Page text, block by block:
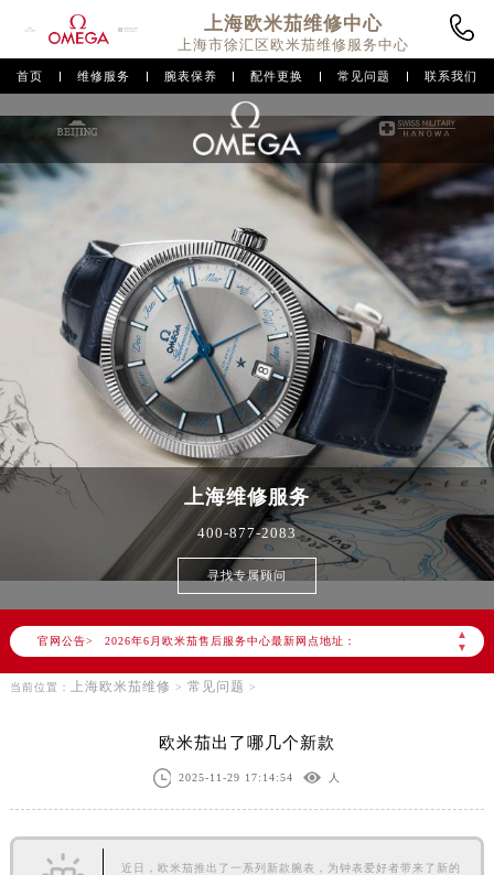
上海欧米茄维修中心
上海市徐汇区欧米茄维修服务中心
首页 维修服务 腕表保养 配件更换 常见问题 联系我们
上海维修服务
400-877-2083
寻找专属顾问
官网公告>
▲
▼
2026年6月欧米茄上海市售后服务网络优化升级公告
2026年6月上海市欧米茄官方售后客户服务热线：400-877-2083
2026年6月欧米茄售后服务中心最新网点地址：
上海市徐汇区虹桥路3号港汇中心写字楼2座37层3705室（需提前预约）
当前位置： 上海欧米茄维修 > 常见问题 >
欧米茄出了哪几个新款
2025-11-29 17:14:54 人
近日，欧米茄推出了一系列新款腕表，为钟表爱好者带来了新的